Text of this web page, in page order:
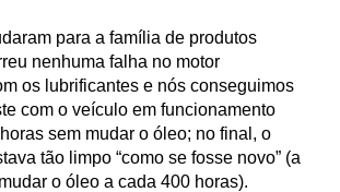
para a família de produtos
nenhuma falha no motor
os lubrificantes e nós conseguimos
com o veículo em funcionamento
sem mudar o óleo; no final, o
tão limpo “como se fosse novo” (a
o óleo a cada 400 horas).